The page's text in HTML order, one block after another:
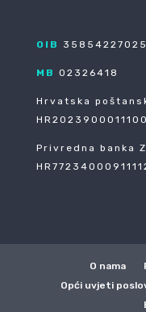
OIB 35854227025
MB 02326418
Hrvatska
Privredna banka
O nama
Opći uvjeti